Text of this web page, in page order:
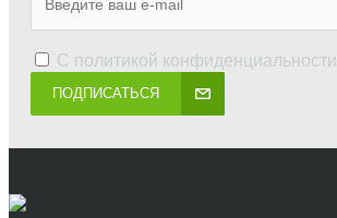
С политикой конфиденциальности
ПОДПИСАТЬСЯ